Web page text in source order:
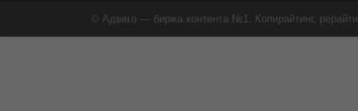
© Адвего — биржа контента №1. Копирайтинг,